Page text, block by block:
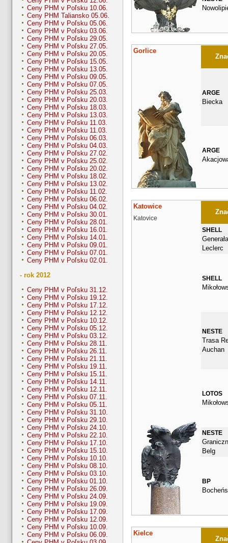
Ceny PHM v Poľsku 10.06.
Ceny PHM Taliansko 05.06.
Ceny PHM v Poľsku 05.06.
Ceny PHM v Poľsku 03.06.
Ceny PHM v Poľsku 29.05.
Ceny PHM v Poľsku 27.05.
Ceny PHM v Poľsku 20.05.
Ceny PHM v Poľsku 15.05.
Ceny PHM v Poľsku 13.05.
Ceny PHM v Poľsku 09.05.
Ceny PHM v Poľsku 07.05.
Ceny PHM v Poľsku 25.03.
Ceny PHM v Poľsku 20.03.
Ceny PHM v Poľsku 18.03.
Ceny PHM v Poľsku 13.03.
Ceny PHM v Poľsku 11.03.
Ceny PHM v Poľsku 11.03.
Ceny PHM v Poľsku 06.03.
Ceny PHM v Poľsku 04.03.
Ceny PHM v Poľsku 27.02.
Ceny PHM v Poľsku 25.02.
Ceny PHM v Poľsku 20.02.
Ceny PHM v Poľsku 18.02.
Ceny PHM v Poľsku 13.02.
Ceny PHM v Poľsku 11.02.
Ceny PHM v Poľsku 06.02.
Ceny PHM v Poľsku 04.02.
Ceny PHM v Poľsku 30.01.
Ceny PHM v Poľsku 28.01.
Ceny PHM v Poľsku 16.01.
Ceny PHM v Poľsku 14.01.
Ceny PHM v Poľsku 09.01.
Ceny PHM v Poľsku 07.01.
Ceny PHM v Poľsku 02.01.
- rok 2012
Ceny PHM v Poľsku 31.12.
Ceny PHM v Poľsku 19.12.
Ceny PHM v Poľsku 17.12.
Ceny PHM v Poľsku 12.12.
Ceny PHM v Poľsku 10.12.
Ceny PHM v Poľsku 05.12.
Ceny PHM v Poľsku 03.12.
Ceny PHM v Poľsku 28.11.
Ceny PHM v Poľsku 26.11.
Ceny PHM v Poľsku 21.11.
Ceny PHM v Poľsku 19.11.
Ceny PHM v Poľsku 15.11.
Ceny PHM v Poľsku 14.11.
Ceny PHM v Poľsku 12.11.
Ceny PHM v Poľsku 07.11.
Ceny PHM v Poľsku 05.11.
Ceny PHM v Poľsku 31.10.
Ceny PHM v Poľsku 29.10.
Ceny PHM v Poľsku 24.10.
Ceny PHM v Poľsku 22.10.
Ceny PHM v Poľsku 17.10.
Ceny PHM v Poľsku 15.10.
Ceny PHM v Poľsku 10.10.
Ceny PHM v Poľsku 08.10.
Ceny PHM v Poľsku 03.10.
Ceny PHM v Poľsku 01.10.
Ceny PHM v Poľsku 26.09.
Ceny PHM v Poľsku 24.09.
Ceny PHM v Poľsku 19.09.
Ceny PHM v Poľsku 17.09.
Ceny PHM v Poľsku 12.09.
Ceny PHM v Poľsku 10.09.
Ceny PHM v Poľsku 06.09.
Gorlice
ARGE
Biecka
ARGE
Katowice
Katovice
SHELL
Leclerc
SHELL
NESTE
Trasa
Auchan
LOTOS
NESTE
Belg
BP
Kielce